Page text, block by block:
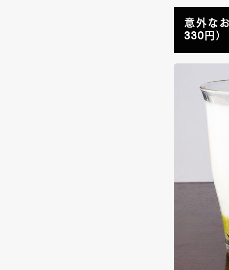
意外なお
330円）